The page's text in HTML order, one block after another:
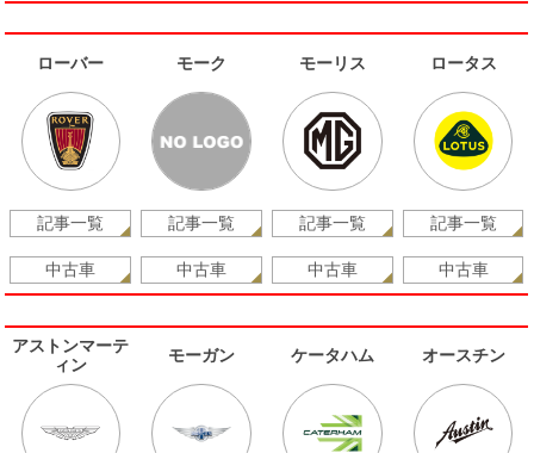
ローバー
記事一覧
中古車
モーク
記事一覧
中古車
モーリス
記事一覧
中古車
ロータス
記事一覧
中古車
アストンマーテ
ィン
モーガン ケータハム オースチン